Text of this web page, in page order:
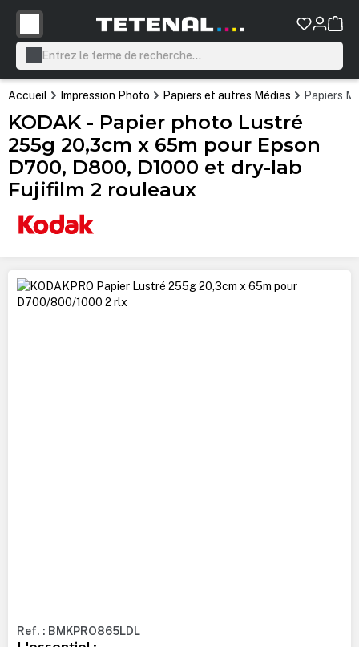
principal
Accueil Impression Photo Papiers et autres Médias Papiers
KODAK - Papier photo Lustré
255g 20,3cm x 65m pour Epson
D700, D800, D1000 et dry-lab
Fujifilm 2 rouleaux
Ignorer la galerie d'images
Ref. : BMKPRO865LDL